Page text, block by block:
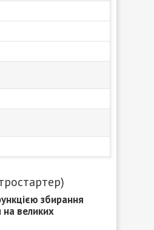
збирання
великих